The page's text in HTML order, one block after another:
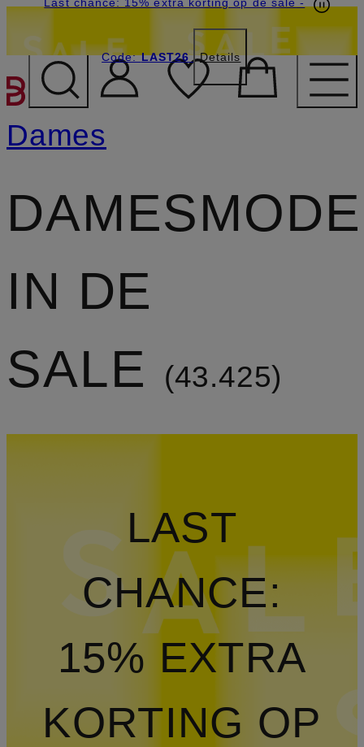
GA NAAR
Code:LAST26 Details
Dames
DAMESMODE
IN DE
SALE
43.425
LAST
CHANCE:
15% EXTRA
KORTING OP